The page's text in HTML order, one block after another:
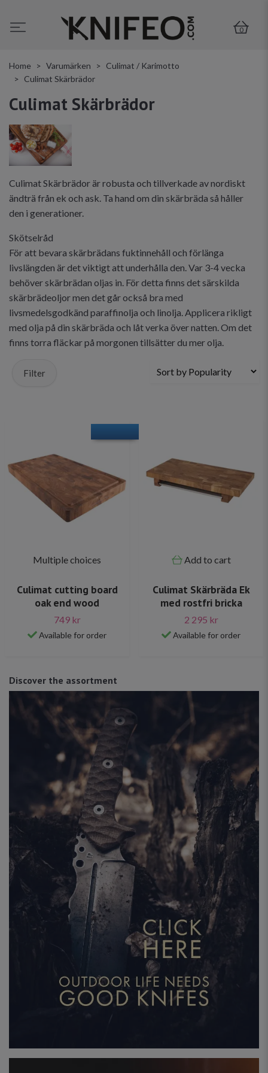
0
Discover the assortment
Home Varumärken
Culimat / Karimotto
Culimat Skärbrädor
Culimat Skärbrädor
Culimat Skärbrädor är robusta och tillverkade av nordiskt
ändträ från ek och ask. Ta hand om din skärbräda så håller
den i generationer.
Skötselråd
För att bevara skärbrädans fuktinnehåll och förlänga
livslängden är det viktigt att underhålla den. Var 3-4 vecka
behöver skärbrädan oljas in. För detta finns det särskilda
skärbrädeoljor men det går också bra med
livsmedelsgodkänd paraffinolja och linolja. Applicera rikligt
med olja på din skärbräda och låt verka över natten. Om det
finns torra fläckar på morgonen tillsätter du mer olja.
Filter
Multiple choices
Culimat cutting board
oak end wood
749 kr
Available for order
Add to cart
Culimat Skärbräda Ek
med rostfri bricka
2 295 kr
Available for order